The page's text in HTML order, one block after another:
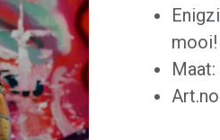
mooi!